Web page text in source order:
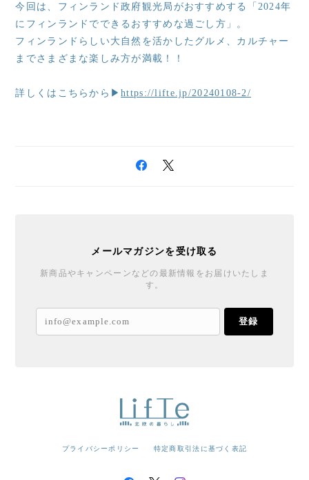
今回は、フィンランド政府観光局がおすすめする「2024年
にフィンランドでできるおすすめな過ごし方」。
フィンランドらしい大自然を活かしたグルメ、カルチャー
までさまざまな楽しみ方が満載！！
詳しくはこちらから▶https://lifte.jp/20240108-2/
メールマガジンを受け取る
新商品やキャンペーンなどの最新情報をお届けいたしま
す。
登録
プライバシーポリシー 特定商取引法に基づく表記